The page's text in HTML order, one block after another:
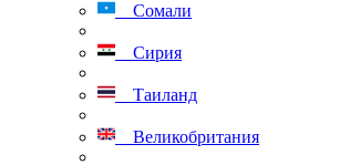
Сомали
Сирия
Таиланд
Великобритания